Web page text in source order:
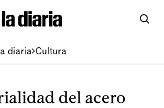
diaria Cultura
del acero